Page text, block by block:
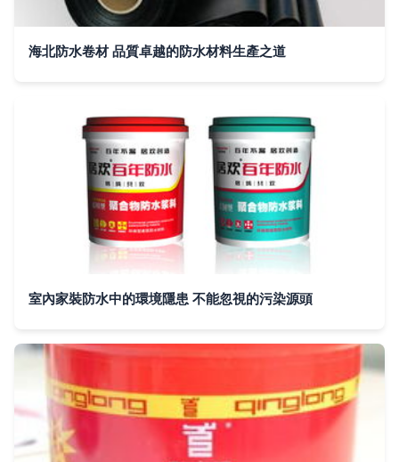
海北防水卷材 品質卓越的防水材料生產之道
室內家裝防水中的環境隱患 不能忽視的污染源頭